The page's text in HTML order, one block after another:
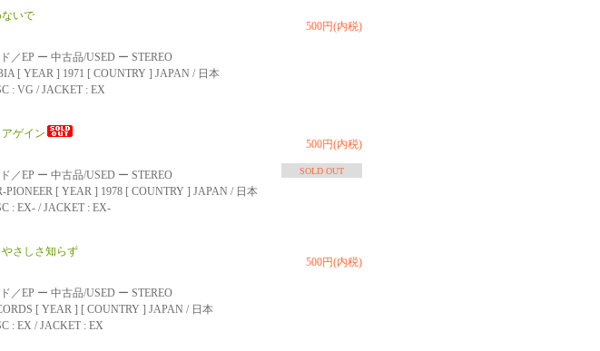
500円(内税)
いで
／EP ー 中古品/USED ー STEREO
[ YEAR ] 1971 [ COUNTRY ] JAPAN / 日本
: VG / JACKET : EX
500円(内税)
SOLD OUT
ゲイン
／EP ー 中古品/USED ー STEREO
PIONEER [ YEAR ] 1978 [ COUNTRY ] JAPAN / 日本
: EX- / JACKET : EX-
500円(内税)
さしさ知らず
／EP ー 中古品/USED ー STEREO
[ YEAR ] [ COUNTRY ] JAPAN / 日本
: EX / JACKET : EX